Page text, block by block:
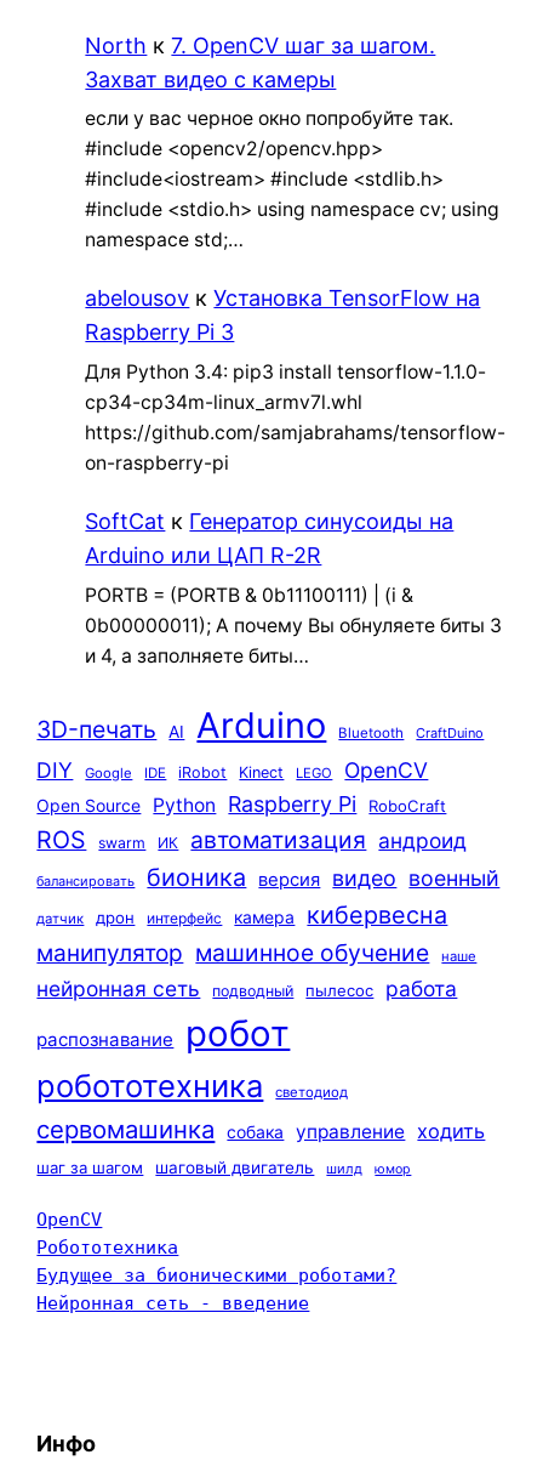
North к7. OpenCV шаг за шагом.
Захват видео с камеры
если у вас черное окно попробуйте так.
#include <opencv2/opencv.hpp>
#include<iostream> #include <stdlib.h>
#include <stdio.h> using namespace cv; using
namespace std;…
abelousov кУстановка TensorFlow на
Raspberry Pi 3
Для Python 3.4: pip3 install tensorflow-1.1.0-
cp34-cp34m-linux_armv7l.whl
https://github.com/samjabrahams/tensorflow-
on-raspberry-pi
SoftCat к Генератор синусоиды на
Arduino или ЦАП R-2R
PORTB = (PORTB & 0b11100111) | (i &
0b00000011); А почему Вы обнуляете биты 3
и 4, а заполняете биты…
3D-печать AI Arduino Bluetooth CraftDuino
DIY Google IDE iRobot Kinect LEGO OpenCV
Open Source Python Raspberry Pi RoboCraft
ROS swarm ИК автоматизация андроид
балансировать бионика версия видео военный
датчик дрон интерфейс камера кибервесна
манипулятор машинное обучение наше
нейронная сеть подводный пылесос работа
распознавание робот
робототехника светодиод
сервомашинка собака управление ходить
шаг за шагом шаговый двигатель шилд юмор
OpenCV
Робототехника
Будущее за бионическими роботами?
Нейронная сеть - введение
Инфо